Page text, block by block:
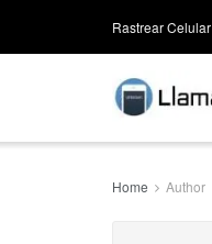
Rastrear Celular
Home Author